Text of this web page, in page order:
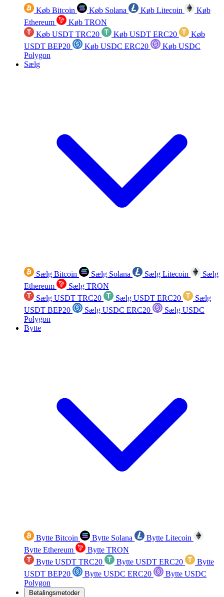
Køb Bitcoin Køb Solana Køb Litecoin
Køb
Ethereum
Køb TRON
Køb USDT TRC20
Køb USDT ERC20
Køb
USDT BEP20
Køb USDC ERC20
Køb USDC
Polygon
Sælg
Sælg Bitcoin Sælg Solana Sælg Litecoin
Sælg
Ethereum
Sælg TRON
Sælg USDT TRC20
Sælg USDT ERC20
Sælg
USDT BEP20
Sælg USDC ERC20
Sælg USDC
Polygon
Bytte
Bytte Bitcoin Bytte Solana
Bytte Litecoin
Bytte Ethereum
Bytte TRON
Bytte USDT TRC20
Bytte USDT ERC20
Bytte
USDT BEP20
Bytte USDC ERC20
Bytte USDC
Polygon
Betalingsmetoder